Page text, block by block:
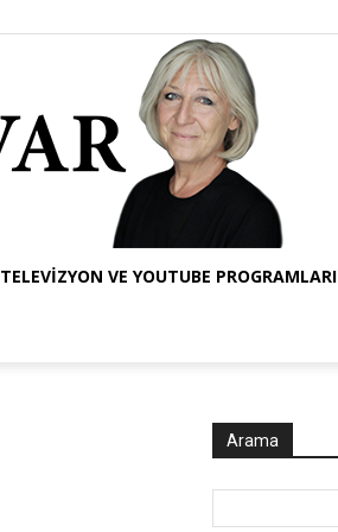
TELEVIZYON VE YOUTUBE PROGRAMLARI
Arama